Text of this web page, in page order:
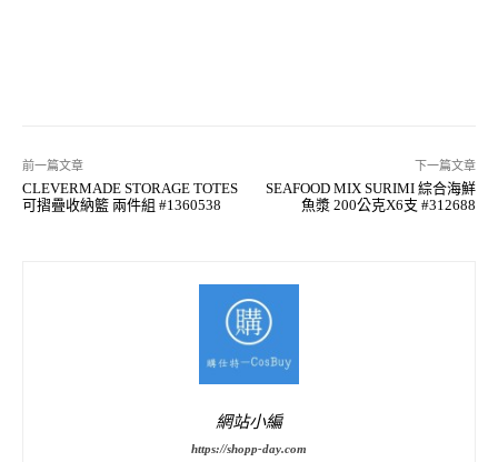
前一篇文章
CLEVERMADE STORAGE TOTES
可摺疊收納籃 兩件組 #1360538
下一篇文章
SEAFOOD MIX SURIMI 綜合海鮮
魚漿 200公克X6支 #312688
網站小編
https://shopp-day.com